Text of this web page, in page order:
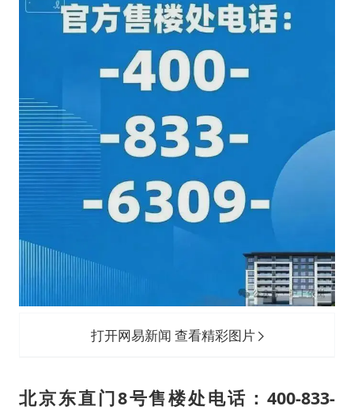
打开网易新闻 查看精彩图片
北京东直门8号售楼处电话：400-833-